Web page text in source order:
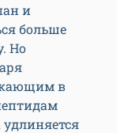
и
больше
Но
в
удлиняется